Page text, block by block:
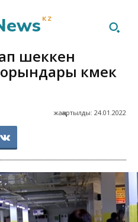
KZ
шеккен
көмек
жаңартылды: 24.01.2022